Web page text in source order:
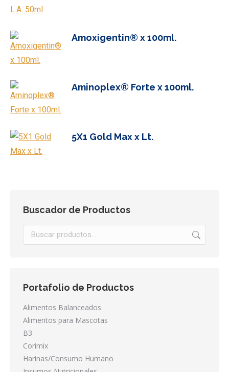
Amoxigentin® x 100ml.
Aminoplex® Forte x 100ml.
5X1 Gold Max x Lt.
Buscador de Productos
Portafolio de Productos
Alimentos Balanceados
Alimentos para Mascotas
B3
Corimix
Harinas/Consumo Humano